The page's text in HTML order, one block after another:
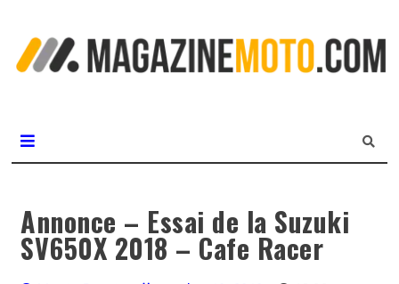
Annonce – Essai de la Suzuki
SV650X 2018 – Cafe Racer